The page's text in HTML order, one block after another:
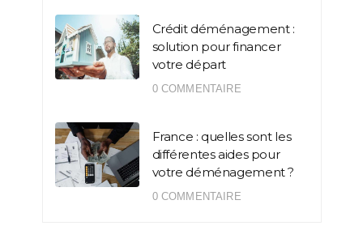
Crédit déménagement :
solution pour financer
votre départ
0 COMMENTAIRE
France : quelles sont les
différentes aides pour
votre déménagement ?
0 COMMENTAIRE